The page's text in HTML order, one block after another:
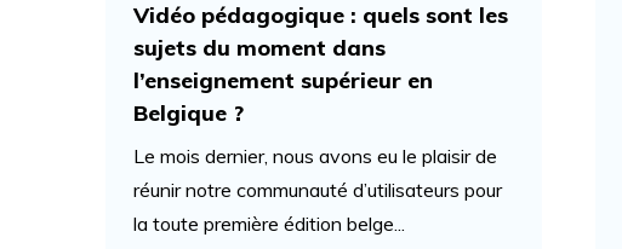
Vidéo pédagogique : quels sont les
sujets du moment dans
l’enseignement supérieur en
Belgique ?
Le mois dernier, nous avons eu le plaisir de
réunir notre communauté d’utilisateurs pour
la toute première édition belge...